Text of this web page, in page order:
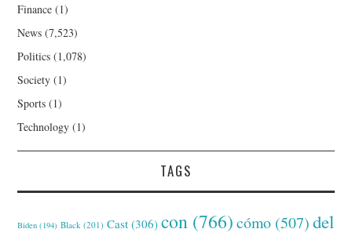
Finance (1)
News (7,523)
Politics (1,078)
Society (1)
Sports (1)
Technology (1)
TAGS
Biden (194) Black (201) Cast (306) con (766) cómo (507) del